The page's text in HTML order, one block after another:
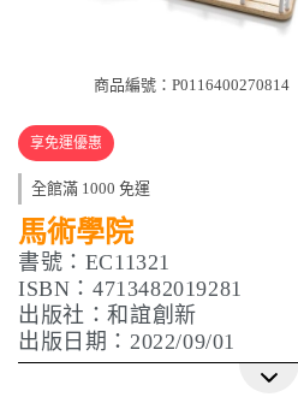
商品編號：P0116400270814
享免運優惠
全館滿 1000 免運
馬術學院
書號：EC11321
ISBN：4713482019281
出版社：和誼創新
出版日期：2022/09/01